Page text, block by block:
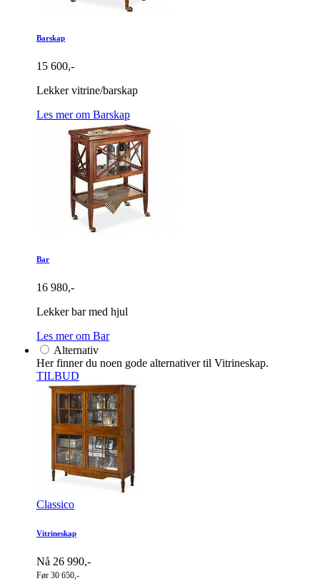
Barskap
15 600,-
Lekker vitrine/barskap
Les mer om Barskap
Bar
16 980,-
Lekker bar med hjul
Les mer om Bar
Alternativ
Her finner du noen gode alternativer til Vitrineskap.
TILBUD
Classico
Vitrineskap
Nå 26 990,-
Før 30 650,-